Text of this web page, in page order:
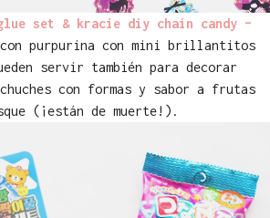
set & kracie diy chain candy –
con purpurina con mini brillantitos
servir también para decorar
con formas y sabor a frutas
(¡están de muerte!).